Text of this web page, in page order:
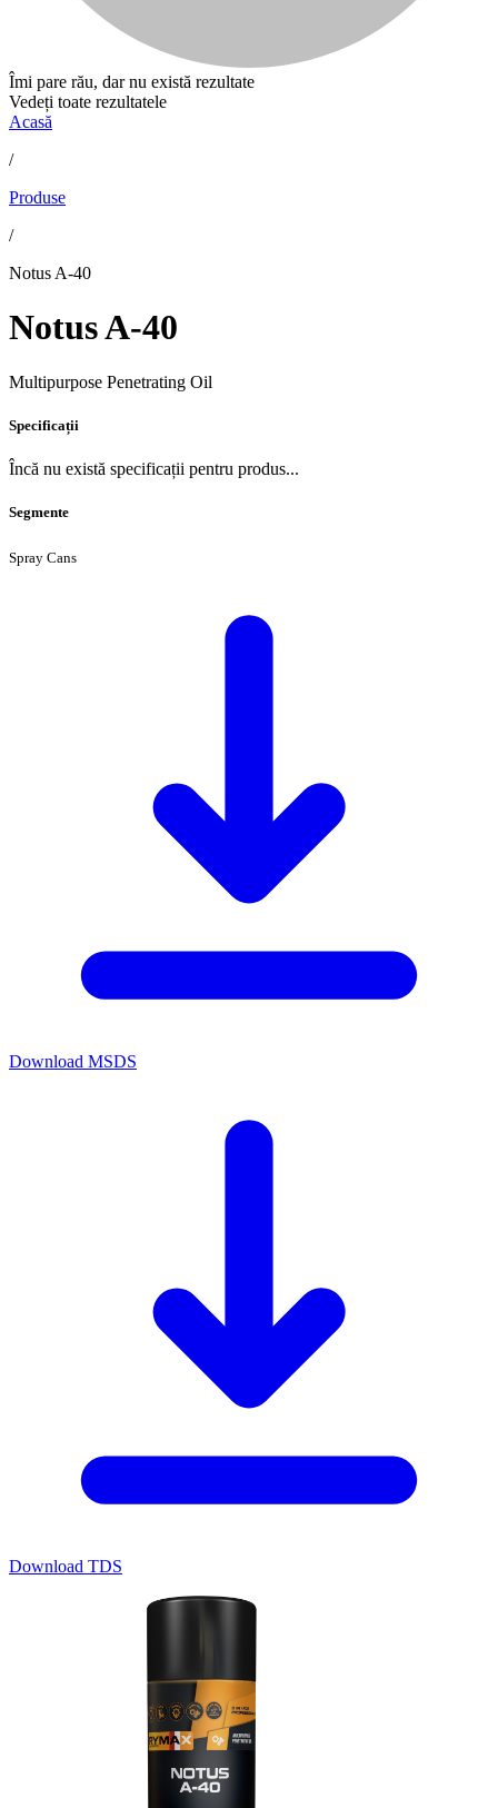
Îmi pare rău, dar nu există rezultate
Vedeți toate rezultatele
Acasă
/
Produse
/
Notus A-40
Notus A-40
Multipurpose Penetrating Oil
Specificații
Încă nu există specificații pentru produs...
Segmente
Spray Cans
Download MSDS
Download TDS